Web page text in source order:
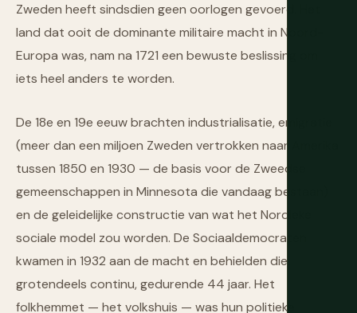
Zweden heeft sindsdien geen oorlogen gevoerd. Het
land dat ooit de dominante militaire macht in Noord-
Europa was, nam na 1721 een bewuste beslissing om
iets heel anders te worden.
De 18e en 19e eeuw brachten industrialisatie, emigratie
(meer dan een miljoen Zweden vertrokken naar Amerika
tussen 1850 en 1930 — de basis voor de Zweedse
gemeenschappen in Minnesota die vandaag bestaan)
en de geleidelijke constructie van wat het Nordieke
sociale model zou worden. De Sociaaldemocraten
kwamen in 1932 aan de macht en behielden die,
grotendeels continu, gedurende 44 jaar. Het
folkhemmet — het volkshuis — was hun politieke